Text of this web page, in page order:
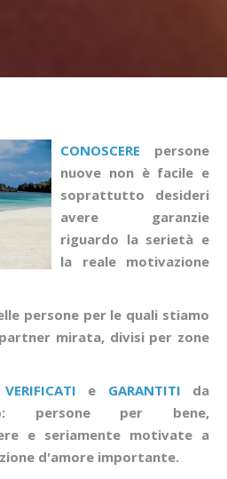
CONOSCERE persone
nuove non è facile e
soprattutto desideri
avere garanzie
riguardo la serietà e
la reale motivazione
persone per le quali stiamo
mirata, divisi per zone
VERIFICATI e GARANTITI da
persone per bene,
e seriamente motivate a
d'amore importante.